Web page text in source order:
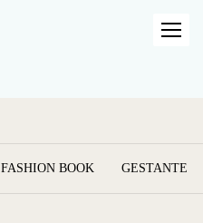
FASHION BOOK GESTANTE